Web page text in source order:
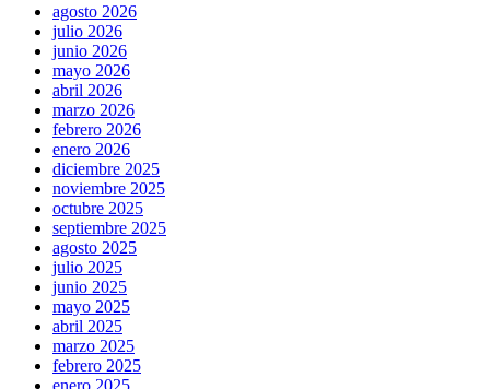
agosto 2026
julio 2026
junio 2026
mayo 2026
abril 2026
marzo 2026
febrero 2026
enero 2026
diciembre 2025
noviembre 2025
octubre 2025
septiembre 2025
agosto 2025
julio 2025
junio 2025
mayo 2025
abril 2025
marzo 2025
febrero 2025
enero 2025